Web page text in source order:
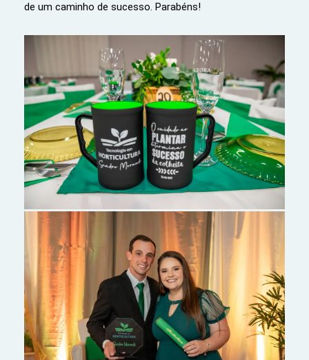
de um caminho de sucesso. Parabéns!